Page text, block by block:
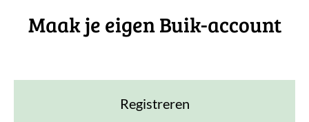
Maak je eigen Buik-account
Registreren